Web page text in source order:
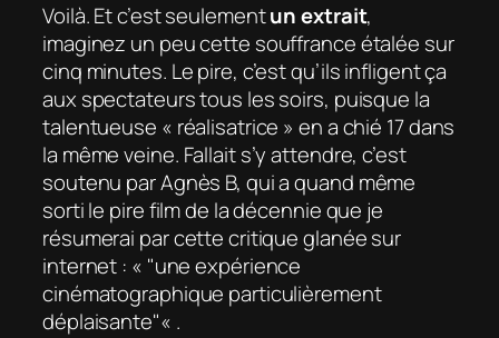
Voilà. Et c’est seulementun extrait,
imaginez un peu cette souffrance étalée sur
cinq minutes. Le pire, c’est qu’ils infligent ça
aux spectateurs tous les soirs, puisque la
talentueuse « réalisatrice » en a chié 17 dans
la même veine. Fallait s’y attendre, c’est
soutenu par Agnès B, qui a quand même
sorti le pire film de la décennie que je
résumerai par cette critique glanée sur
internet : « une expérience
cinématographique particulièrement
déplaisante « .